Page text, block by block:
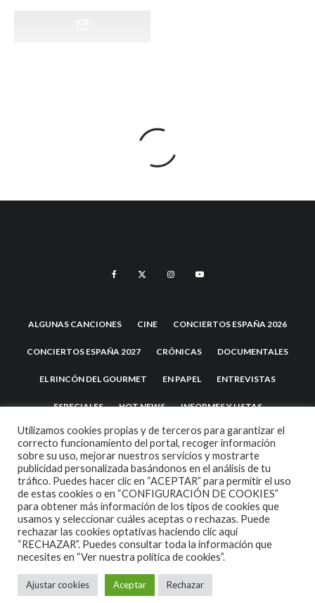
ALGUNAS CANCIONES CINE CONCIERTOS ESPAÑA 2026
CONCIERTOS ESPAÑA 2027 CRÓNICAS DOCUMENTALES
EL RINCÓN DEL GOURMET EN PAPEL ENTREVISTAS
ESPECIALES HOT NEWS INFORMES Y LISTAS
LA TRASTIENDA MIS DISCOS Y YO NOTICIAS OPINIÓN
REVIEWS TEATRO TU DISCO ME SUENA
2007 COPYRIGHT - CODETIPI
Utilizamos cookies propias y de terceros para garantizar el
correcto funcionamiento del portal, recoger información
sobre su uso, mejorar nuestros servicios y mostrarte
publicidad personalizada basándonos en el análisis de tu
tráfico. Puedes hacer clic en “ACEPTAR” para permitir el uso
de estas cookies o en “CONFIGURACIÓN DE COOKIES”
para obtener más información de los tipos de cookies que
usamos y seleccionar cuáles aceptas o rechazas. Puede
rechazar las cookies optativas haciendo clic aquí
“RECHAZAR”. Puedes consultar toda la información que
necesites en “Ver nuestra política de cookies”.
Ajustar cookies Aceptar Rechazar